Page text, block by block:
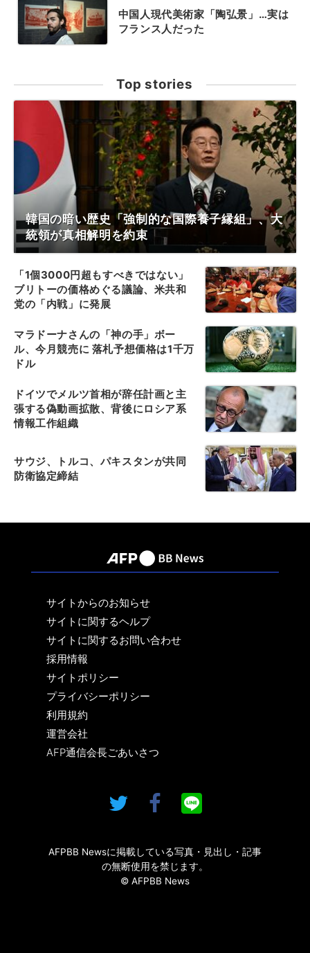
中国人現代美術家「陶弘景」…実は
フランス人だった
Top stories
韓国の暗い歴史「強制的な国際養子縁組」、大
統領が真相解明を約束
「1個3000円超もすべきではない」
ブリトーの価格めぐる議論、米共和
党の「内戦」に発展
マラドーナさんの「神の手」ボー
ル、今月競売に 落札予想価格は1千万
ドル
ドイツでメルツ首相が辞任計画と主
張する偽動画拡散、背後にロシア系
情報工作組織
サウジ、トルコ、パキスタンが共同
防衛協定締結
サイトからのお知らせ
サイトに関するヘルプ
サイトに関するお問い合わせ
採用情報
サイトポリシー
プライバシーポリシー
利用規約
運営会社
AFP通信会長ごあいさつ
AFPBB Newsに掲載している写真・見出し・記事
の無断使用を禁じます。
© AFPBB News